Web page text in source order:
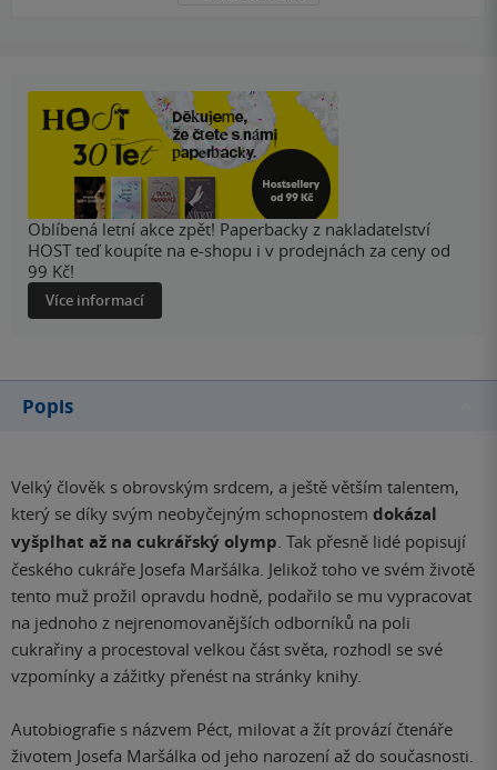
Oblíbená letní akce zpět! Paperbacky z nakladatelství
HOST teď koupíte na e-shopu i v prodejnách za ceny od
99 Kč!
Více informací
Popis
Velký člověk s obrovským srdcem, a ještě větším talentem,
který se díky svým neobyčejným schopnostem dokázal
vyšplhat až na cukrářský olymp. Tak přesně lidé popisují
českého cukráře Josefa Maršálka. Jelikož toho ve svém životě
tento muž prožil opravdu hodně, podařilo se mu vypracovat
na jednoho z nejrenomovanějších odborníků na poli
cukrařiny a procestoval velkou část světa, rozhodl se své
vzpomínky a zážitky přenést na stránky knihy.
Autobiografie s názvem Péct, milovat a žít provází čtenáře
životem Josefa Maršálka od jeho narození až do současnosti.